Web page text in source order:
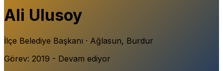
Ali Ulusoy
İlçe Belediye Başkanı · Ağlasun, Burdur
Görev: 2019 - Devam ediyor